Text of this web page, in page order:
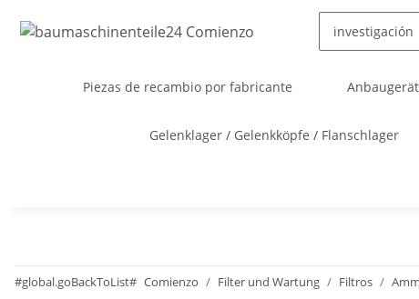
Piezas de recambio por fabricante
Gelenklager / Gelenkköpfe / Flanschlager
#global.goBackToList# Comienzo Filter und Wartung Filtros